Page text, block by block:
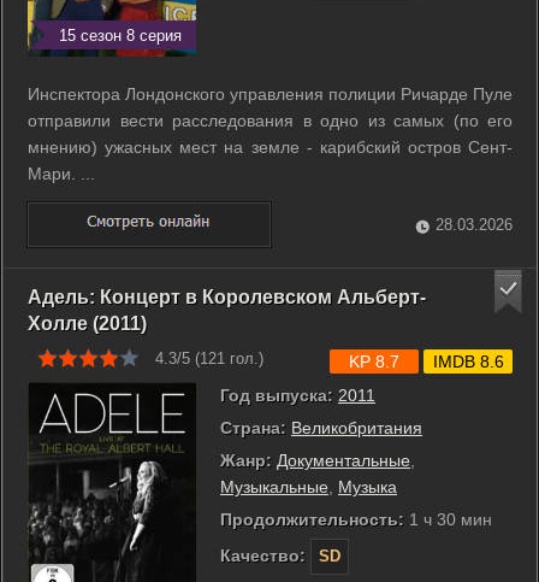
15 сезон 8 серия
Инспектора Лондонского управления полиции Ричарде Пуле
отправили вести расследования в одно из самых (по его
мнению) ужасных мест на земле - карибский остров Сент-
Мари. ...
28.03.2026
Адель: Концерт в Королевском Альберт-
Холле (2011)
4.3/5 (121 гол.)
Год выпуска: 2011
Страна: Великобритания
Жанр: Документальные
Музыкальные
Музыка
Продолжительность: 1 ч 30 мин
Качество:
SD
KP 8.7 IMDB 8.6